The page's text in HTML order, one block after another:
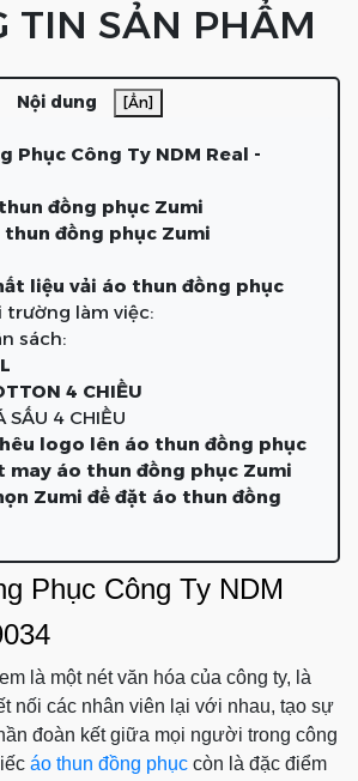
TIN SẢN PHẨM
Nội dung [Ẩn]
Phục Công Ty NDM Real -
đồng phục Zumi
thun đồng phục Zumi
liệu vải áo thun đồng phục
trường làm việc:
sách:
4 CHIỀU
SẤU 4 CHIỀU
logo lên áo thun đồng phục
may áo thun đồng phục Zumi
Zumi để đặt áo thun đồng
Phục Công Ty NDM
là một nét văn hóa của công ty, là
nối các nhân viên lại với nhau, tạo sự
đoàn kết giữa mọi người trong công
áo thun đồng phục còn là đặc điểm